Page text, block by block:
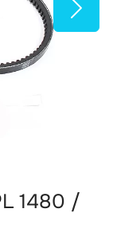
1480 /